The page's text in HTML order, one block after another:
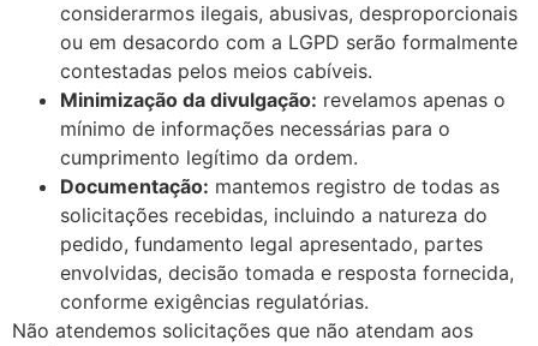
considerarmos ilegais, abusivas, desproporcionais
ou em desacordo com a LGPD serão formalmente
contestadas pelos meios cabíveis.
Minimização da divulgação: revelamos apenas o
mínimo de informações necessárias para o
cumprimento legítimo da ordem.
Documentação: mantemos registro de todas as
solicitações recebidas, incluindo a natureza do
pedido, fundamento legal apresentado, partes
envolvidas, decisão tomada e resposta fornecida,
conforme exigências regulatórias.
Não atendemos solicitações que não atendam aos